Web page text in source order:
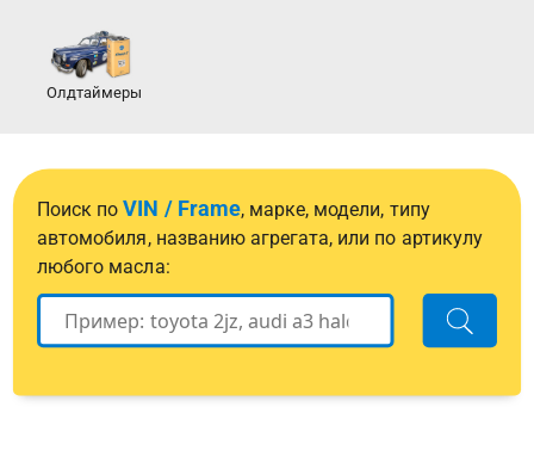
Олдтаймеры
Поиск поVIN / Frame, марке, модели, типу
автомобиля, названию агрегата, или по артикулу
любого масла: